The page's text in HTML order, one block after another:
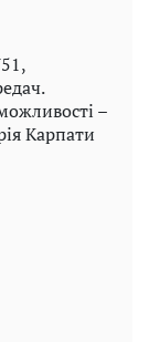
–
Карпати